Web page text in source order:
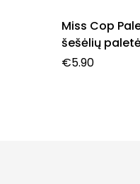
Miss Cop
šešėlių
€5.90